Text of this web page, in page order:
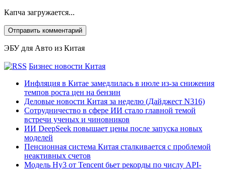
Капча загружается...
ЭБУ для Авто из Китая
Бизнес новости Китая
Инфляция в Китае замедлилась в июле из-за снижения
темпов роста цен на бензин
Деловые новости Китая за неделю (Дайджест N316)
Сотрудничество в сфере ИИ стало главной темой
встречи ученых и чиновников
ИИ DeepSeek повышает цены после запуска новых
моделей
Пенсионная система Китая сталкивается с проблемой
неактивных счетов
Модель Hy3 от Tencent бьет рекорды по числу API-